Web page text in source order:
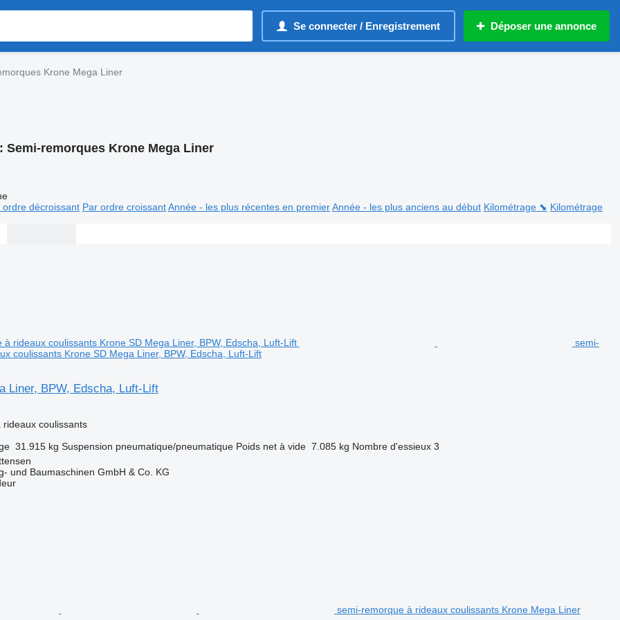
Se connecter / Enregistrement Déposer une annonce
Krone Mega Liner
Semi-remorques Krone Mega Liner
ordre décroissant Par ordre croissant Année - les plus récentes en premier Année - les plus anciens au début Kilométrage ⬊ Kilométrage
semi-
coulissants Krone SD Mega Liner, BPW, Edscha, Luft-Lift
Liner, BPW, Edscha, Luft-Lift
coulissants
31.915 kg Suspension pneumatique/pneumatique Poids net à vide 7.085 kg Nombre d'essieux 3
und Baumaschinen GmbH & Co. KG
semi-remorque à rideaux coulissants Krone Mega Liner